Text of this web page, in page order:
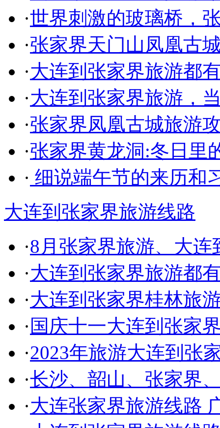
·世界刺激的玻璃桥，
·张家界天门山凤凰古
·大连到张家界旅游都
·大连到张家界旅游，
·张家界凤凰古城旅游
·张家界黄龙洞:冬日里
· 细说端午节的来历和
大连到张家界旅游线路
·8月张家界旅游、大
·大连到张家界旅游都
·大连到张家界桂林旅
· 国庆十一大连到张家
·2023年旅游大连到张
·长沙、韶山、张家界
·大连张家界旅游线路